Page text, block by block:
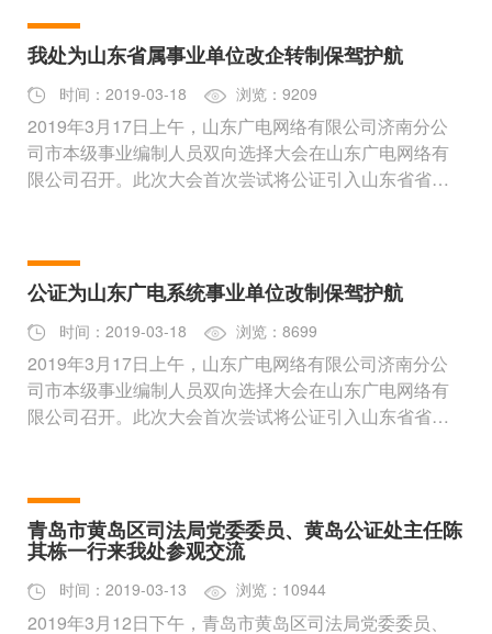
我处为山东省属事业单位改企转制保驾护航
时间：2019-03-18 浏览：9209
2019年3月17日上午，山东广电网络有限公司济南分公
司市本级事业编制人员双向选择大会在山东广电网络有
限公司召开。此次大会首次尝试将公证引入山东省省属
公证为山东广电系统事业单位改制保驾护航
时间：2019-03-18 浏览：8699
2019年3月17日上午，山东广电网络有限公司济南分公
司市本级事业编制人员双向选择大会在山东广电网络有
限公司召开。此次大会首次尝试将公证引入山东省省属
青岛市黄岛区司法局党委委员、黄岛公证处主任陈
其栋一行来我处参观交流
时间：2019-03-13 浏览：10944
2019年3月12日下午，青岛市黄岛区司法局党委委员、